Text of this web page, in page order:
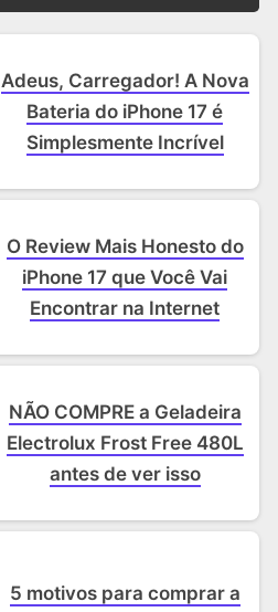
Adeus, Carregador! A Nova
Bateria do iPhone 17 é
Simplesmente Incrível
O Review Mais Honesto do
iPhone 17 que Você Vai
Encontrar na Internet
NÃO COMPRE a Geladeira
Electrolux Frost Free 480L
antes de ver isso
5 motivos para comprar a